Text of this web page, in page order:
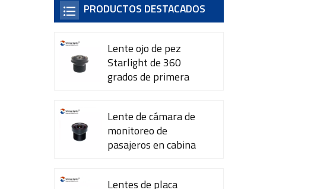
PRODUCTOS DESTACADOS
Lente ojo de pez
Starlight de 360 ​​
grados de primera
Lente de cámara de
monitoreo de
pasajeros en cabina
Lentes de placa